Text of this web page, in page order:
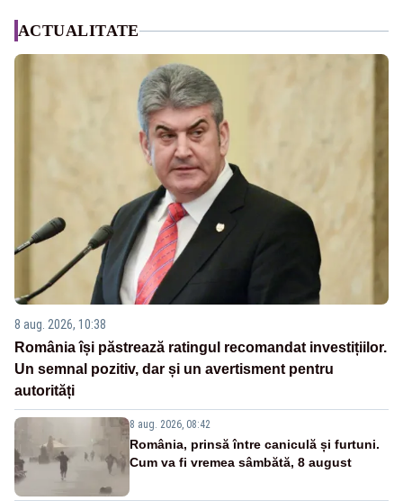
ACTUALITATE
8 aug. 2026, 10:38
România își păstrează ratingul recomandat investițiilor.
Un semnal pozitiv, dar și un avertisment pentru
autorități
8 aug. 2026, 08:42
România, prinsă între caniculă și furtuni.
Cum va fi vremea sâmbătă, 8 august